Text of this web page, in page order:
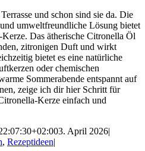
und schon sind sie da. Die
umweltfreundliche Lösung bietet
Das ätherische Citronella Öl
zitronigen Duft und wirkt
bietet es eine natürliche
oder chemischen
Sommerabende entspannt auf
zeige ich dir hier Schritt für
Kerze einfach und
3. April 2026|
, Rezeptideen|